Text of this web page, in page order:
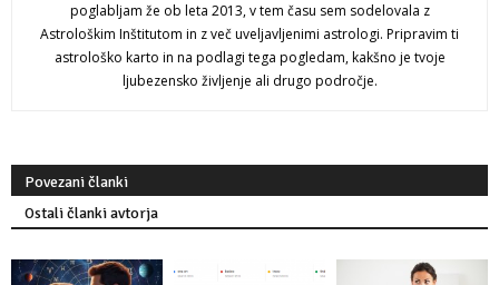
poglabljam že ob leta 2013, v tem času sem sodelovala z
Astrološkim Inštitutom in z več uveljavljenimi astrologi. Pripravim ti
astrološko karto in na podlagi tega pogledam, kakšno je tvoje
ljubezensko življenje ali drugo področje.
Povezani članki
Ostali članki avtorja